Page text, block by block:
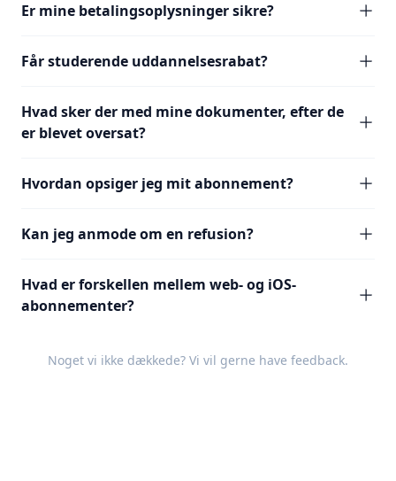
Er mine betalingsoplysninger sikre?
Får studerende uddannelsesrabat?
Hvad sker der med mine dokumenter, efter de
er blevet oversat?
Hvordan opsiger jeg mit abonnement?
Kan jeg anmode om en refusion?
Hvad er forskellen mellem web- og iOS-
abonnementer?
Noget vi ikke dækkede? Vi vil gerne have feedback.